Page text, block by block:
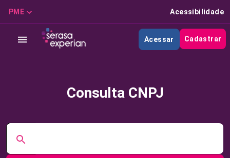
PME Acessibilidade
Acessar Cadastrar
Consulta CNPJ